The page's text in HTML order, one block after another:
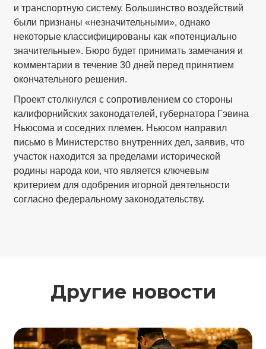
и транспортную систему. Большинство воздействий
были признаны «незначительными», однако
некоторые классифицированы как «потенциально
значительные». Бюро будет принимать замечания и
комментарии в течение 30 дней перед принятием
окончательного решения.
Проект столкнулся с сопротивлением со стороны
калифорнийских законодателей, губернатора Гэвина
Ньюсома и соседних племен. Ньюсом направил
письмо в Министерство внутренних дел, заявив, что
участок находится за пределами исторической
родины народа кои, что является ключевым
критерием для одобрения игорной деятельности
согласно федеральному законодательству.
Другие новости